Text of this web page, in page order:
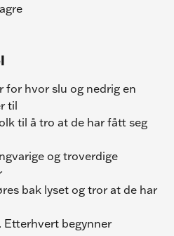
for hvor slu og nedrig en
til
til å tro at de har fått seg
og troverdige
bak lyset og tror at de har
Etterhvert begynner